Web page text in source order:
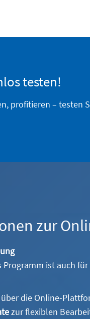
testen!
profitieren – testen
zur
Programm ist auch für
die Online-
zur flexiblen